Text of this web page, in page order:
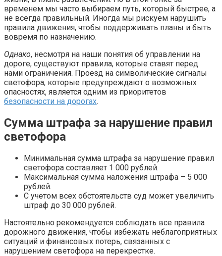
временем мы часто выбираем путь, который быстрее, а
не всегда правильный. Иногда мы рискуем нарушить
правила движения, чтобы поддерживать планы и быть
вовремя по назначению.
Однако, несмотря на наши понятия об управлении на
дороге, существуют правила, которые ставят перед
нами ограничения. Проезд на символические сигналы
светофора, которые предупреждают о возможных
опасностях, является одним из приоритетов
безопасности на дорогах.
Сумма штрафа за нарушение правил
светофора
Минимальная сумма штрафа за нарушение правил
светофора составляет 1 000 рублей.
Максимальная сумма наложения штрафа – 5 000
рублей.
С учетом всех обстоятельств суд может увеличить
штраф до 30 000 рублей.
Настоятельно рекомендуется соблюдать все правила
дорожного движения, чтобы избежать неблагоприятных
ситуаций и финансовых потерь, связанных с
нарушением светофора на перекрестке.